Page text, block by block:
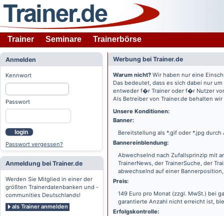
Trainer Seminare Trainerbörse
Anmelden
Kennwort
Passwort
login
Passwort vergessen?
Anmeldung bei Trainer.de
Werden Sie Mitglied in einer der
größten Trainerdatenbanken und -
communities Deutschlands!
als Trainer anmelden
Werbung bei Trainer.de
Warum nicht? Wir haben nur eine
Das bedeutet, dass es sich dabei nur
entweder f�r Trainer oder f�r Nutzer
Als Betreiber von Trainer.de behalten
Unsere Konditionen:
Banner:
Bereitstellung als *.gif oder *.jpg durch
Bannereinblendung:
Abwechselnd nach Zufallsprinzip mit
TrainerNews, der TrainerSuche, der
abwechselnd auf einer
Preis:
149 Euro pro Monat (zzgl. MwSt.) bei
garantierte Anzahl nicht erreicht ist,
Erfolgskontrolle: